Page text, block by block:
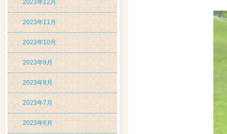
2023年12月
2023年11月
2023年10月
2023年9月
2023年8月
2023年7月
2023年6月